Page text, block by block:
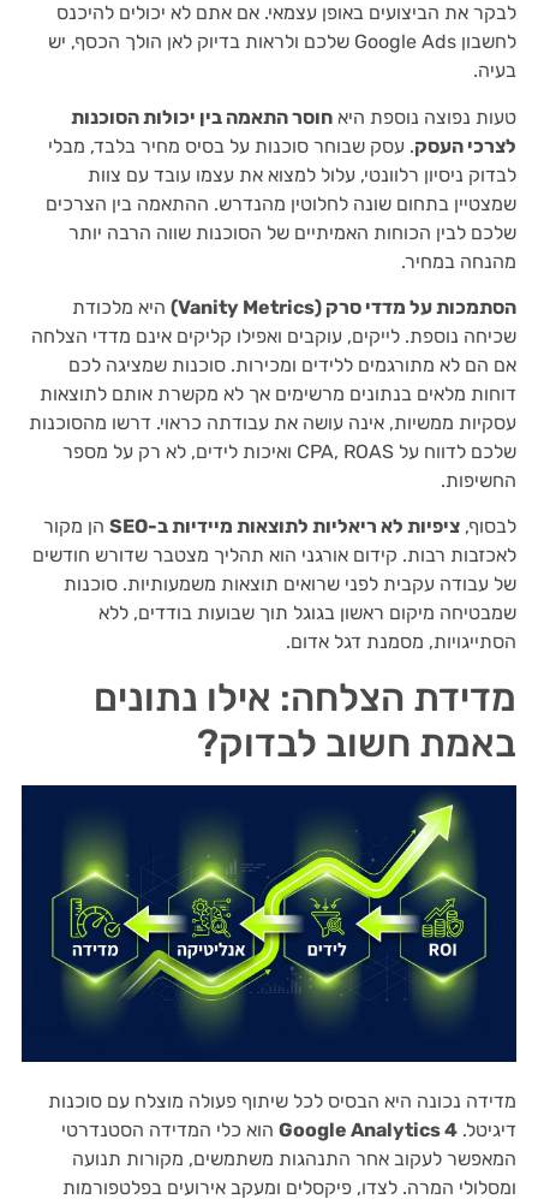
לבקר את הביצועים באופן עצמאי. אם אתם לא יכולים להיכנס
לחשבון Google Ads שלכם ולראות בדיוק לאן הולך הכסף, יש
בעיה.
טעות נפוצה נוספת היא חוסר התאמה בין יכולות הסוכנות
לצרכי העסק. עסק שבוחר סוכנות על בסיס מחיר בלבד, מבלי
לבדוק ניסיון רלוונטי, עלול למצוא את עצמו עובד עם צוות
שמצטיין בתחום שונה לחלוטין מהנדרש. ההתאמה בין הצרכים
שלכם לבין הכוחות האמיתיים של הסוכנות שווה הרבה יותר
מהנחה במחיר.
הסתמכות על מדדי סרק (Vanity Metrics)
היא מלכודת
שכיחה נוספת. לייקים, עוקבים ואפילו קליקים אינם מדדי הצלחה
אם הם לא מתורגמים ללידים ומכירות. סוכנות שמציגה לכם
דוחות מלאים בנתונים מרשימים אך לא מקשרת אותם לתוצאות
עסקיות ממשיות, אינה עושה את עבודתה כראוי. דרשו מהסוכנות
שלכם לדווח על CPA, ROAS ואיכות לידים, לא רק על מספר
החשיפות.
לבסוף, ציפיות לא ריאליות לתוצאות מיידיות ב-SEO
הן מקור
לאכזבות רבות. קידום אורגני הוא תהליך מצטבר שדורש חודשים
של עבודה עקבית לפני שרואים תוצאות משמעותיות. סוכנות
שמבטיחה מיקום ראשון בגוגל תוך שבועות בודדים, ללא
הסתייגויות, מסמנת דגל אדום.
מדידת הצלחה: אילו נתונים
באמת חשוב לבדוק?
מדידה נכונה היא הבסיס לכל שיתוף פעולה מוצלח עם סוכנות
דיגיטל. Google Analytics 4 הוא כלי המדידה הסטנדרטי
המאפשר לעקוב אחר התנהגות משתמשים, מקורות תנועה
ומסלולי המרה. לצדו, פיקסלים ומעקב אירועים בפלטפורמות